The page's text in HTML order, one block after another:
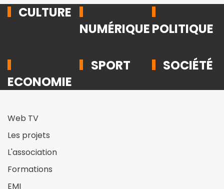
CULTURE
NUMÉRIQUEPOLITIQUE
ECONOMIE
SPORT SOCIÉTÉ
Web TV
Les projets
L'association
Formations
EMI